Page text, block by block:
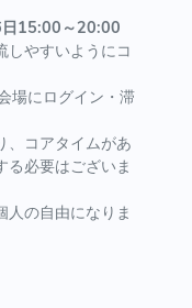
15:00～20:00
やすいようにコ
場にログイン・滞
、コアタイムがあ
る必要はございま
の自由になりま